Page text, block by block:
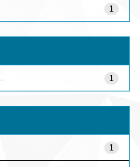
1
1
1